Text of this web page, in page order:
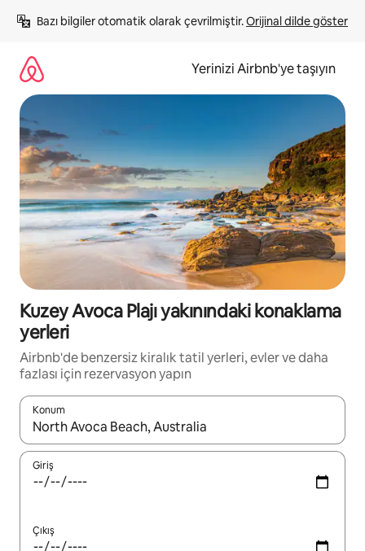
atla
Bazı bilgiler otomatik olarak çevrilmiştir. Orijinal dilde göster
Yerinizi Airbnb'ye taşıyın
Kuzey Avoca Plajı yakınındaki konaklama
yerleri
Airbnb'de benzersiz kiralık tatil yerleri, evler ve daha
fazlası için rezervasyon yapın
Konum
Sonuçlar kullanılabilir olduğunda yukarı ve aşağı oklarıyla
Giriş
Çıkış